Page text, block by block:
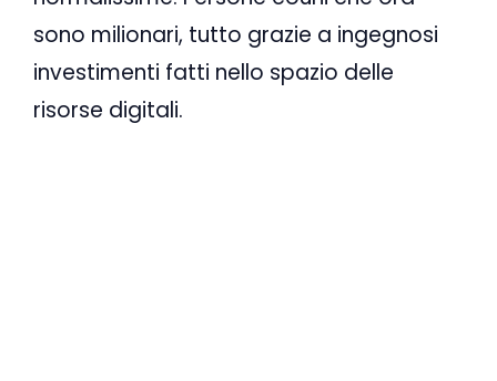
sono milionari, tutto grazie a ingegnosi
investimenti fatti nello spazio delle
risorse digitali.